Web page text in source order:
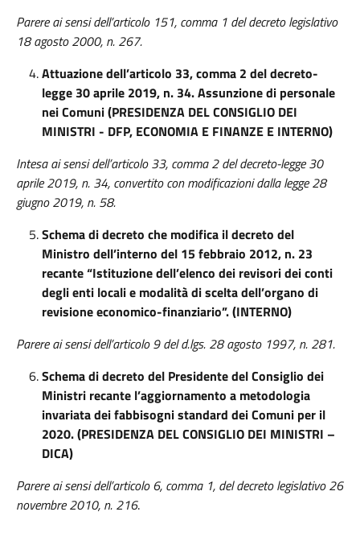
Parere ai sensi dell’articolo 151, comma 1 del decreto legislativo
18 agosto 2000, n. 267.
Attuazione dell’articolo 33, comma 2 del decreto-
legge 30 aprile 2019, n. 34. Assunzione di personale
nei Comuni (PRESIDENZA DEL CONSIGLIO DEI
MINISTRI - DFP, ECONOMIA E FINANZE E INTERNO)
Intesa ai sensi dell’articolo 33, comma 2 del decreto-legge 30
aprile 2019, n. 34, convertito con modificazioni dalla legge 28
giugno 2019, n. 58.
Schema di decreto che modifica il decreto del
Ministro dell’interno del 15 febbraio 2012, n. 23
recante “Istituzione dell’elenco dei revisori dei conti
degli enti locali e modalità di scelta dell’organo di
revisione economico-finanziario”. (INTERNO)
Parere ai sensi dell’articolo 9 del d.lgs. 28 agosto 1997, n. 281.
Schema di decreto del Presidente del Consiglio dei
Ministri recante l’aggiornamento a metodologia
invariata dei fabbisogni standard dei Comuni per il
2020. (PRESIDENZA DEL CONSIGLIO DEI MINISTRI –
DICA)
Parere ai sensi dell’articolo 6, comma 1, del decreto legislativo 26
novembre 2010, n. 216.